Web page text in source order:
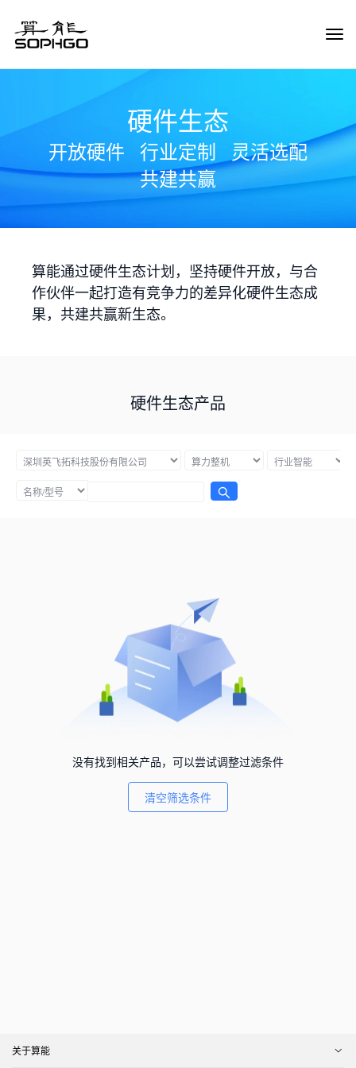
硬件生态
开放硬件 行业定制
灵活选配
共建共赢
算能通过硬件生态计划，坚持硬件开放，与合
作伙伴一起打造有竞争力的差异化硬件生态成
果，共建共赢新生态。
硬件生态产品
没有找到相关产品，可以尝试调整过滤条件
清空筛选条件
关于算能